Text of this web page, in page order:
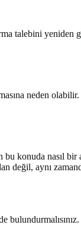
talebini
neden
konuda nasıl bir
değil, aynı
bulundurmalısınız.